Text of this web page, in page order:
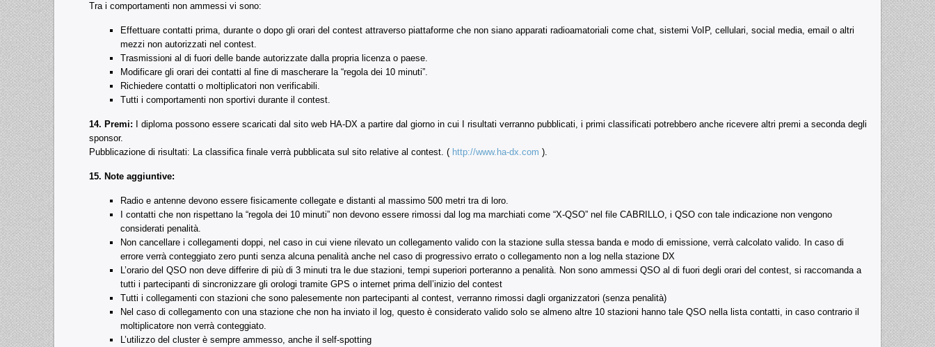
Tra i comportamenti non ammessi vi sono:
Effettuare contatti prima, durante o dopo gli orari del contest attraverso piattaforme che non siano apparati radioamatoriali come chat, sistemi VoIP, cellulari, social media, email o altri
mezzi non autorizzati nel contest.
Trasmissioni al di fuori delle bande autorizzate dalla propria licenza o paese.
Modificare gli orari dei contatti al fine di mascherare la “regola dei 10 minuti”.
Richiedere contatti o moltiplicatori non verificabili.
Tutti i comportamenti non sportivi durante il contest.
14. Premi: I diploma possono essere scaricati dal sito web HA-DX a partire dal giorno in cui I risultati verranno pubblicati, i primi classificati potrebbero anche ricevere altri premi a seconda degli
sponsor.
Pubblicazione di risultati: La classifica finale verrà pubblicata sul sito relative al contest. ( http://www.ha-dx.com ).
15. Note aggiuntive:
Radio e antenne devono essere fisicamente collegate e distanti al massimo 500 metri tra di loro.
I contatti che non rispettano la “regola dei 10 minuti” non devono essere rimossi dal log ma marchiati come “X-QSO” nel file CABRILLO, i QSO con tale indicazione non vengono
considerati penalità.
Non cancellare i collegamenti doppi, nel caso in cui viene rilevato un collegamento valido con la stazione sulla stessa banda e modo di emissione, verrà calcolato valido. In caso di
errore verrà conteggiato zero punti senza alcuna penalità anche nel caso di progressivo errato o collegamento non a log nella stazione DX
L’orario del QSO non deve differire di più di 3 minuti tra le due stazioni, tempi superiori porteranno a penalità. Non sono ammessi QSO al di fuori degli orari del contest, si raccomanda a
tutti i partecipanti di sincronizzare gli orologi tramite GPS o internet prima dell’inizio del contest
Tutti i collegamenti con stazioni che sono palesemente non partecipanti al contest, verranno rimossi dagli organizzatori (senza penalità)
Nel caso di collegamento con una stazione che non ha inviato il log, questo è considerato valido solo se almeno altre 10 stazioni hanno tale QSO nella lista contatti, in caso contrario il
moltiplicatore non verrà conteggiato.
L’utilizzo del cluster è sempre ammesso, anche il self-spotting